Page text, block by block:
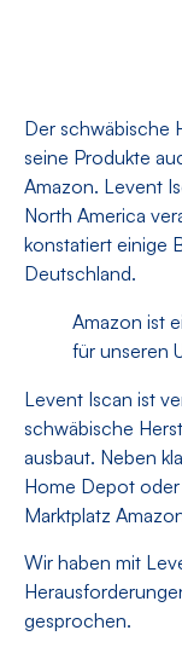
Der schwäbische
seine Produkte
Amazon. Levent
North America
konstatiert einige
Deutschland.
Amazon ist
für unseren
Levent Iscan ist
schwäbische
ausbaut. Neben
Home Depot
Marktplatz
Wir haben mit
gesprochen.